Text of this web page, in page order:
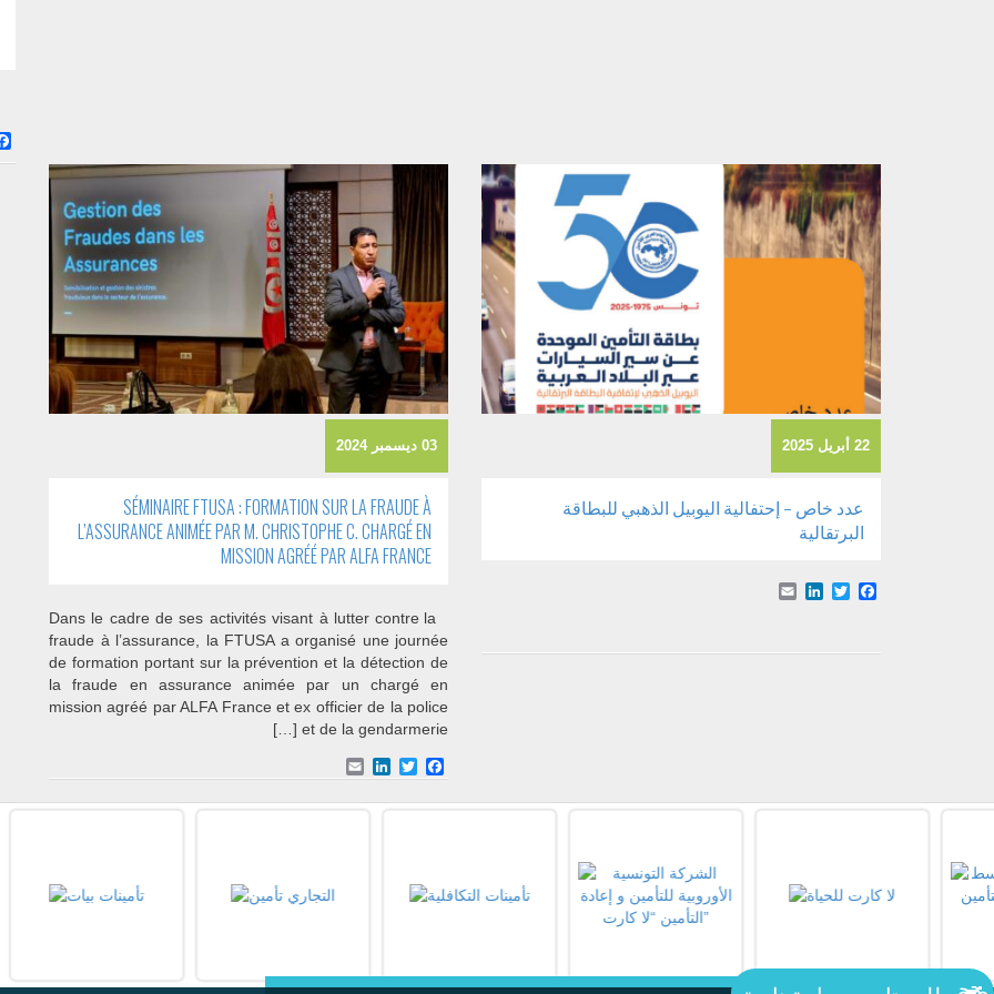
22 أبريل 2025
عدد خاص – إحتفالية اليوبيل الذهبي للبطاقة
البرتقالية
Facebook
Twitter
LinkedIn
03 ديسمبر 2024
SÉMINAIRE FTUSA : FORMATION SUR LA FRAUDE À
L’ASSURANCE ANIMÉE PAR M. CHRISTOPHE C. CHARGÉ EN
MISSION AGRÉÉ PAR ALFA FRANCE
Dans le cadre de ses activités visant à lutter contre la
fraude à l’assurance, la FTUSA a organisé une journée
de formation portant sur la prévention et la détection de
la fraude en assurance animée par un chargé en
mission agréé par ALFA France et ex officier de la police
et de la gendarmerie […]
Facebook
Twitter
LinkedIn